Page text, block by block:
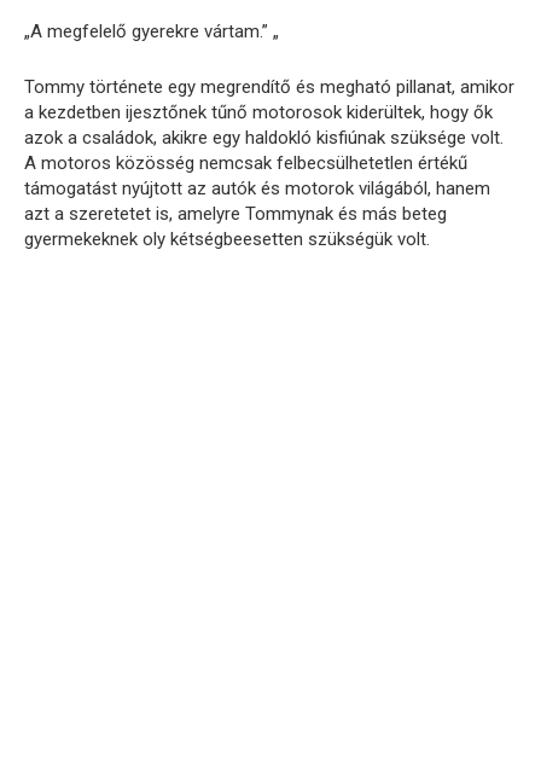
„A megfelelő gyerekre vártam.” „
Tommy története egy megrendítő és megható pillanat, amikor
a kezdetben ijesztőnek tűnő motorosok kiderültek, hogy ők
azok a családok, akikre egy haldokló kisfiúnak szüksége volt.
A motoros közösség nemcsak felbecsülhetetlen értékű
támogatást nyújtott az autók és motorok világából, hanem
azt a szeretetet is, amelyre Tommynak és más beteg
gyermekeknek oly kétségbeesetten szükségük volt.